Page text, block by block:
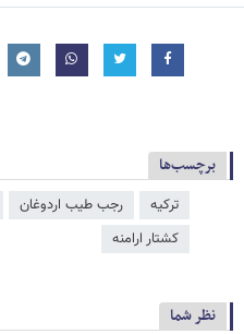
برچسب‌ها
ترکیه رجب طیب اردوغان
کشتار ارامنه
نظر شما